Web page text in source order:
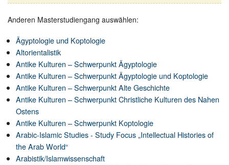
Anderen Masterstudiengang auswählen:
Ägyptologie und Koptologie
Altorientalistik
Antike Kulturen – Schwerpunkt Ägyptologie
Antike Kulturen – Schwerpunkt Ägyptologie und Koptologie
Antike Kulturen – Schwerpunkt Alte Geschichte
Antike Kulturen – Schwerpunkt Christliche Kulturen des Nahen
Ostens
Antike Kulturen – Schwerpunkt Koptologie
Arabic-Islamic Studies - Study Focus „Intellectual Histories of
the Arab World“
Arabistik/Islamwissenschaft